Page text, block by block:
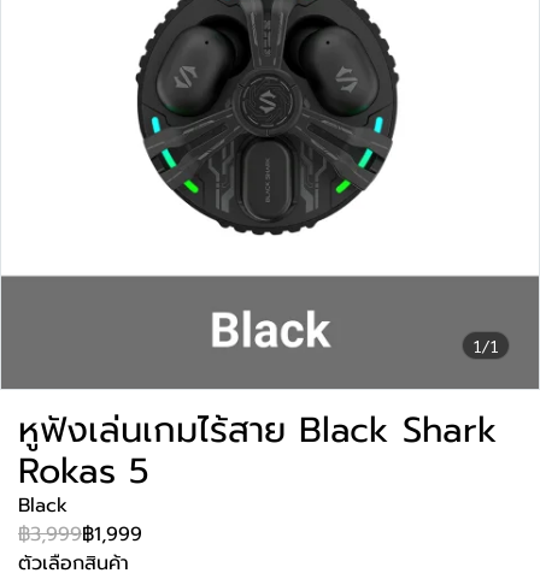
1/1
หูฟังเล่นเกมไร้สาย Black Shark
Rokas 5
Black
฿3,999฿1,999
ตัวเลือกสินค้า